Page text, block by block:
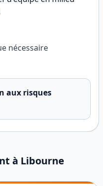
nécessaire
aux risques
à Libourne